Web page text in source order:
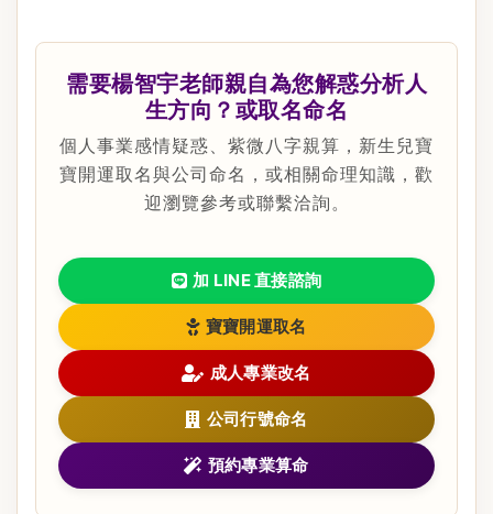
需要楊智宇老師親自為您解惑分析人
生方向？或取名命名
個人事業感情疑惑、紫微八字親算，新生兒寶
寶開運取名與公司命名，或相關命理知識，歡
迎瀏覽參考或聯繫洽詢。
加 LINE 直接諮詢
寶寶開運取名
成人專業改名
公司行號命名
預約專業算命